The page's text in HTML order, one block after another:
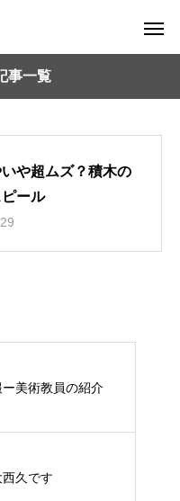
事一覧
や超ムズ？積木の
ール
美術教員の紹介
久です